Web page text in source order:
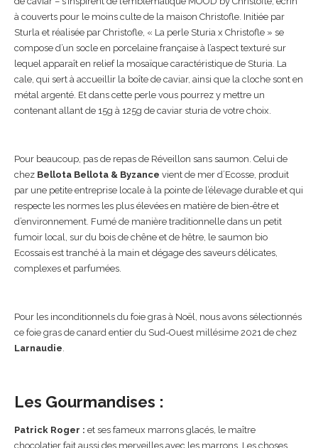
à couverts pour le moins culte de la maison Christofle. Initiée par
Sturla et réalisée par Christofle, « La perle Sturia x Christofle » se
compose d’un socle en porcelaine française à l’aspect texturé sur
lequel apparaît en relief la mosaïque caractéristique de Sturia. La
cale, qui sert à accueillir la boîte de caviar, ainsi que la cloche sont en
métal argenté. Et dans cette perle vous pourrez y mettre un
contenant allant de 15g à 125g de caviar sturia de votre choix.
Pour beaucoup, pas de repas de Réveillon sans saumon. Celui de
chez Bellota Bellota & Byzance vient de mer d’Ecosse, produit
par une petite entreprise locale à la pointe de l’élevage durable et qui
respecte les normes les plus élevées en matière de bien-être et
d’environnement. Fumé de manière traditionnelle dans un petit
fumoir local, sur du bois de chêne et de hêtre, le saumon bio
Ecossais est tranché à la main et dégage des saveurs délicates,
complexes et parfumées.
Pour les inconditionnels du foie gras à Noël, nous avons sélectionnés
ce foie gras de canard entier du Sud-Ouest millésime 2021 de chez
Larnaudie
Les Gourmandises :
Patrick Roger : et ses fameux marrons glacés, le maître
chocolatier fait aussi des merveilles avec les marrons. Les choses